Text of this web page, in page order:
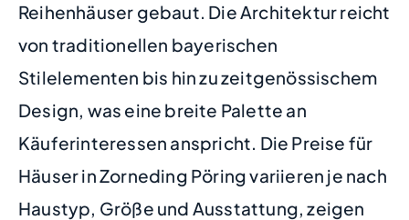
Reihenhäuser gebaut. Die Architektur reicht
von traditionellen bayerischen
Stilelementen bis hin zu zeitgenössischem
Design, was eine breite Palette an
Käuferinteressen anspricht. Die Preise für
Häuser in Zorneding Pöring variieren je nach
Haustyp, Größe und Ausstattung, zeigen